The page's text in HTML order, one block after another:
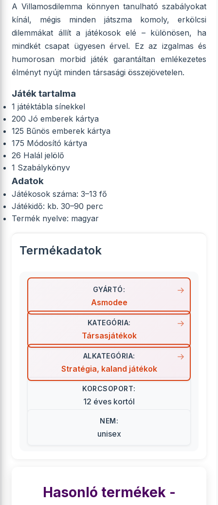
A Villamosdilemma könnyen tanulható szabályokat
kínál, mégis minden játszma komoly, erkölcsi
dilemmákat állít a játékosok elé – különösen, ha
mindkét csapat ügyesen érvel. Ez az izgalmas és
humorosan morbid játék garantáltan emlékezetes
élményt nyújt minden társasági összejövetelen.
Játék tartalma
1 játéktábla sínekkel
200 Jó emberek kártya
125 Bűnös emberek kártya
175 Módosító kártya
26 Halál jelölő
1 Szabálykönyv
Adatok
Játékosok száma: 3–13 fő
Játékidő: kb. 30–90 perc
Termék nyelve: magyar
Termékadatok
GYÁRTÓ:
Asmodee
KATEGÓRIA:
Társasjátékok
ALKATEGÓRIA:
Stratégia, kaland játékok
KORCSOPORT:
12 éves kortól
NEM:
unisex
Hasonló termékek -